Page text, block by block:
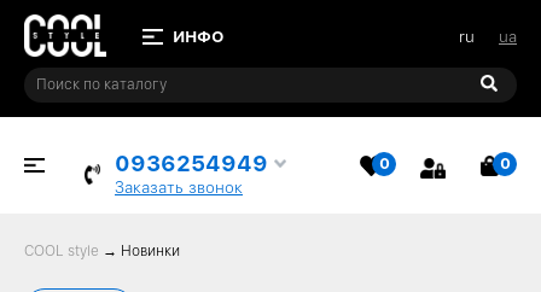
ru ua
0936254949
Заказать звонок
0
0ИЗБРАННОЕ
COOL style → Новинки